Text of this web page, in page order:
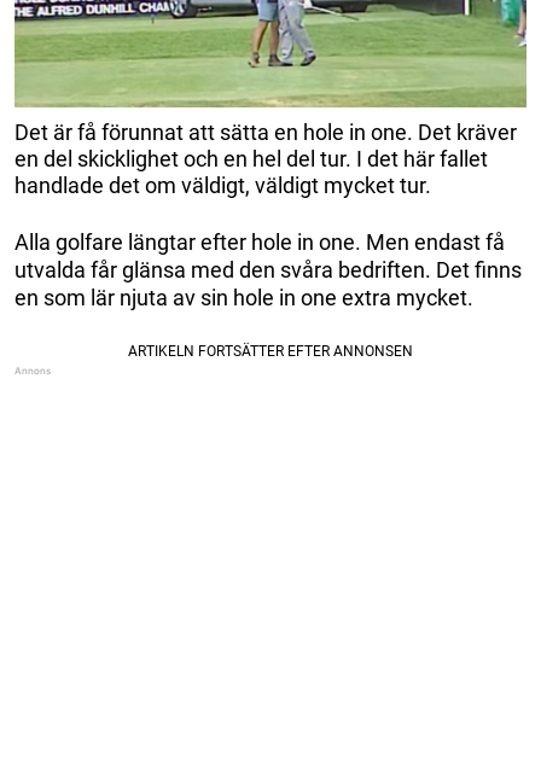
Det är få förunnat att sätta en hole in one. Det kräver
en del skicklighet och en hel del tur. I det här fallet
handlade det om väldigt, väldigt mycket tur.
Alla golfare längtar efter hole in one. Men endast få
utvalda får glänsa med den svåra bedriften. Det finns
en som lär njuta av sin hole in one extra mycket.